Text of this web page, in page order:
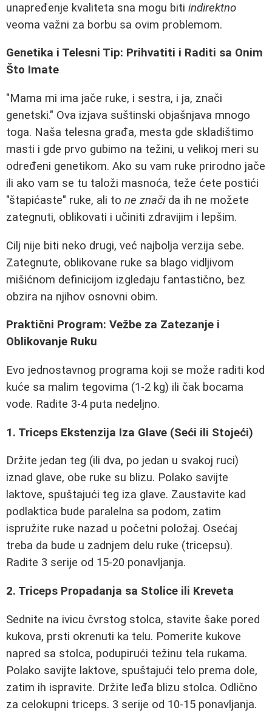
unapređenje kvaliteta sna mogu biti indirektno
veoma važni za borbu sa ovim problemom.
Genetika i Telesni Tip: Prihvatiti i Raditi sa Onim
Što Imate
"Mama mi ima jače ruke, i sestra, i ja, znači
genetski." Ova izjava suštinski objašnjava mnogo
toga. Naša telesna građa, mesta gde skladištimo
masti i gde prvo gubimo na težini, u velikoj meri su
određeni genetikom. Ako su vam ruke prirodno jače
ili ako vam se tu taloži masnoća, teže ćete postići
"štapićaste" ruke, ali to ne značida ih ne možete
zategnuti, oblikovati i učiniti zdravijim i lepšim.
Cilj nije biti neko drugi, već najbolja verzija sebe.
Zategnute, oblikovane ruke sa blago vidljivom
mišićnom definicijom izgledaju fantastično, bez
obzira na njihov osnovni obim.
Praktični Program: Vežbe za Zatezanje i
Oblikovanje Ruku
Evo jednostavnog programa koji se može raditi kod
kuće sa malim tegovima (1-2 kg) ili čak bocama
vode. Radite 3-4 puta nedeljno.
1. Triceps Ekstenzija Iza Glave (Seći ili Stojeći)
Držite jedan teg (ili dva, po jedan u svakoj ruci)
iznad glave, obe ruke su blizu. Polako savijte
laktove, spuštajući teg iza glave. Zaustavite kad
podlaktica bude paralelna sa podom, zatim
ispružite ruke nazad u početni položaj. Osećaj
treba da bude u zadnjem delu ruke (tricepsu).
Radite 3 serije od 15-20 ponavljanja.
2. Triceps Propadanja sa Stolice ili Kreveta
Sednite na ivicu čvrstog stolca, stavite šake pored
kukova, prsti okrenuti ka telu. Pomerite kukove
napred sa stolca, podupirući težinu tela rukama.
Polako savijte laktove, spuštajući telo prema dole,
zatim ih ispravite. Držite leđa blizu stolca. Odlično
za celokupni triceps. 3 serije od 10-15 ponavljanja.